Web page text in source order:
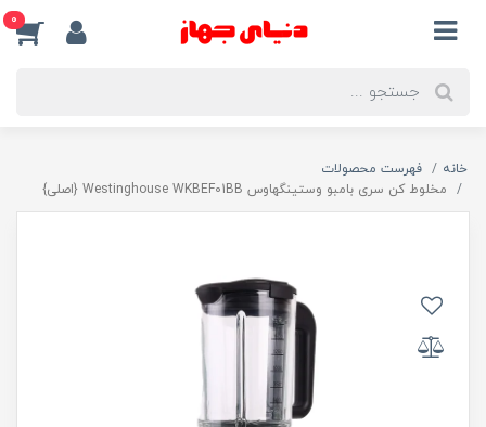
0
خانه
فهرست محصولات
مخلوط کن سری بامبو وستینگهاوس Westinghouse WKBEF01BB {اصلی}